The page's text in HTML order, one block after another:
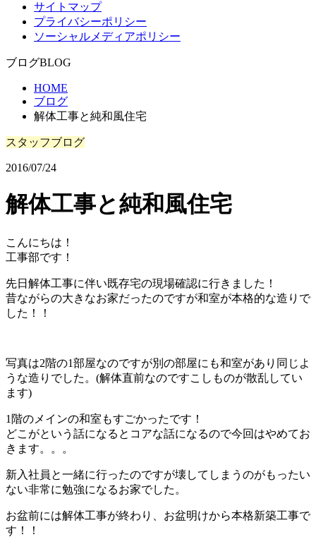
サイトマップ
プライバシーポリシー
ソーシャルメディアポリシー
ブログBLOG
HOME
ブログ
解体工事と純和風住宅
スタッフブログ
2016/07/24
解体工事と純和風住宅
こんにちは！
工事部です！
先日解体工事に伴い既存宅の現場確認に行きました！
昔ながらの大きなお家だったのですが和室が本格的な造りで
した！！
写真は2階の1部屋なのですが別の部屋にも和室があり同じよ
うな造りでした。(解体直前なのですこしものが散乱してい
ます)
1階のメインの和室もすごかったです！
どこがという話になるとコアな話になるので今回はやめてお
きます。。。
新入社員と一緒に行ったのですが壊してしまうのがもったい
ない非常に勉強になるお家でした。
お盆前には解体工事が終わり、お盆明けから本格新築工事で
す！！